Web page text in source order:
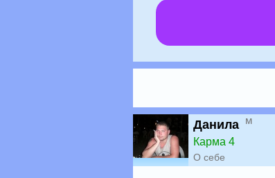
Данила м
Карма 4
О себе